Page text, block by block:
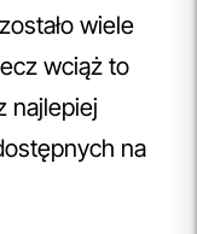
wiele
wciąż to
najlepiej
na